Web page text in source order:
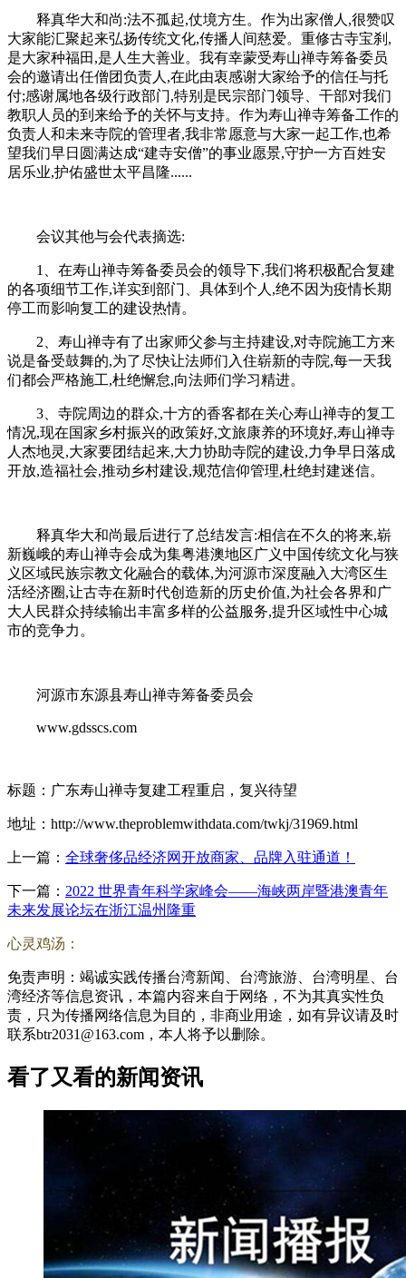
释真华大和尚:法不孤起,仗境方生。作为出家僧人,很赞叹
大家能汇聚起来弘扬传统文化,传播人间慈爱。重修古寺宝刹,
是大家种福田,是人生大善业。我有幸蒙受寿山禅寺筹备委员
会的邀请出任僧团负责人,在此由衷感谢大家给予的信任与托
付;感谢属地各级行政部门,特别是民宗部门领导、干部对我们
教职人员的到来给予的关怀与支持。作为寿山禅寺筹备工作的
负责人和未来寺院的管理者,我非常愿意与大家一起工作,也希
望我们早日圆满达成“建寺安僧”的事业愿景,守护一方百姓安
居乐业,护佑盛世太平昌隆......
会议其他与会代表摘选:
1、在寿山禅寺筹备委员会的领导下,我们将积极配合复建
的各项细节工作,详实到部门、具体到个人,绝不因为疫情长期
停工而影响复工的建设热情。
2、寿山禅寺有了出家师父参与主持建设,对寺院施工方来
说是备受鼓舞的,为了尽快让法师们入住崭新的寺院,每一天我
们都会严格施工,杜绝懈怠,向法师们学习精进。
3、寺院周边的群众,十方的香客都在关心寿山禅寺的复工
情况,现在国家乡村振兴的政策好,文旅康养的环境好,寿山禅寺
人杰地灵,大家要团结起来,大力协助寺院的建设,力争早日落成
开放,造福社会,推动乡村建设,规范信仰管理,杜绝封建迷信。
释真华大和尚最后进行了总结发言:相信在不久的将来,崭
新巍峨的寿山禅寺会成为集粤港澳地区广义中国传统文化与狭
义区域民族宗教文化融合的载体,为河源市深度融入大湾区生
活经济圈,让古寺在新时代创造新的历史价值,为社会各界和广
大人民群众持续输出丰富多样的公益服务,提升区域性中心城
市的竞争力。
河源市东源县寿山禅寺筹备委员会
www.gdsscs.com
标题：广东寿山禅寺复建工程重启，复兴待望
地址：http://www.theproblemwithdata.com/twkj/31969.html
上一篇： 全球奢侈品经济网开放商家、品牌入驻通道！
下一篇： 2022 世界青年科学家峰会——海峡两岸暨港澳青年
未来发展论坛在浙江温州隆重
心灵鸡汤：
免责声明：竭诚实践传播台湾新闻、台湾旅游、台湾明星、台
湾经济等信息资讯，本篇内容来自于网络，不为其真实性负
责，只为传播网络信息为目的，非商业用途，如有异议请及时
联系btr2031@163.com，本人将予以删除。
看了又看的新闻资讯